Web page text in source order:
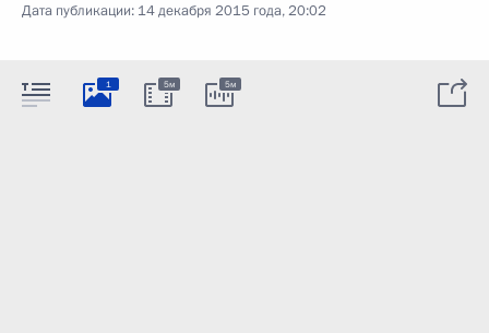
Дата публикации: 14 декабря 2015 года, 20:02
1 5м 5м